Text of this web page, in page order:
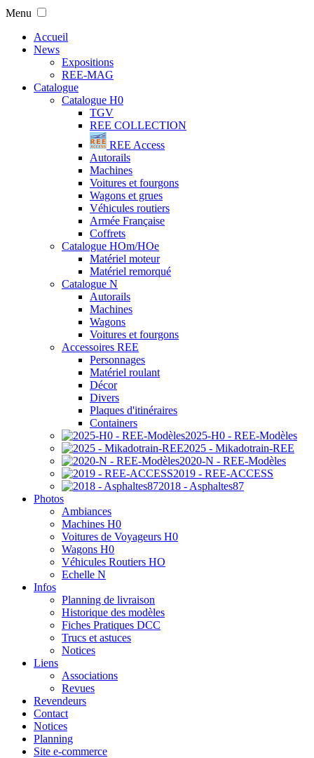
Menu
Accueil
News
Expositions
REE-MAG
Catalogue
Catalogue H0
TGV
REE COLLECTION
REE Access
Autorails
Machines
Voitures et fourgons
Wagons et grues
Véhicules routiers
Armée Française
Coffrets
Catalogue HOm/HOe
Matériel moteur
Matériel remorqué
Catalogue N
Autorails
Machines
Wagons
Voitures et fourgons
Accessoires REE
Personnages
Matériel roulant
Décor
Divers
Plaques d'itinéraires
Containers
2025-H0 - REE-Modèles
2025 - Mikadotrain-REE
2020-N - REE-Modèles
2019 - REE-ACCESS
2018 - Asphaltes87
Photos
Ambiances
Machines H0
Voitures de Voyageurs H0
Wagons H0
Véhicules Routiers HO
Echelle N
Infos
Planning de livraison
Historique des modèles
Fiches Pratiques DCC
Trucs et astuces
Notices
Liens
Associations
Revues
Revendeurs
Contact
Notices
Planning
Site e-commerce